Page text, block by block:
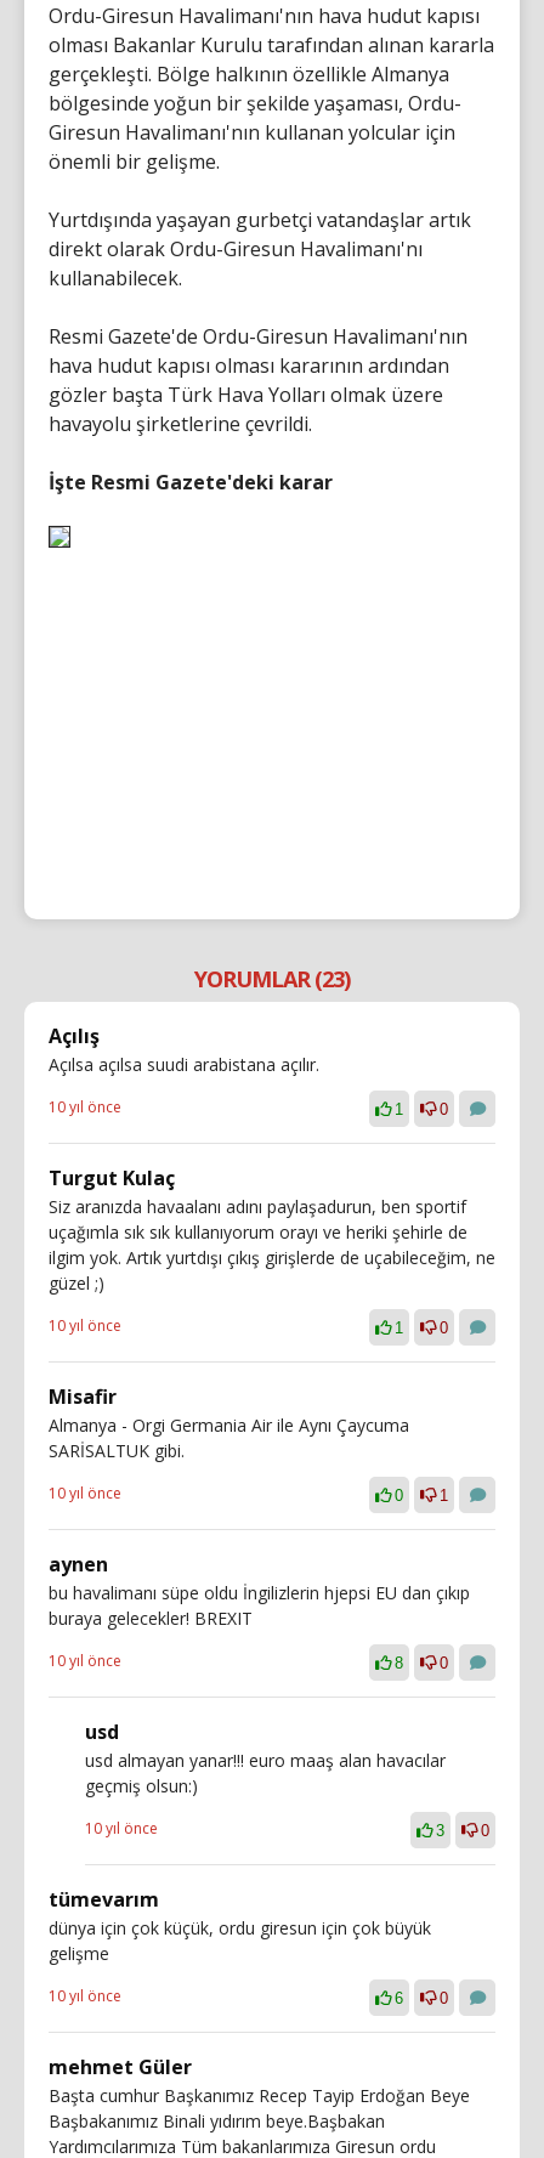
Ordu-Giresun Havalimanı'nın hava hudut kapısı
olması Bakanlar Kurulu tarafından alınan kararla
gerçekleşti. Bölge halkının özellikle Almanya
bölgesinde yoğun bir şekilde yaşaması, Ordu-
Giresun Havalimanı'nın kullanan yolcular için
önemli bir gelişme.
Yurtdışında yaşayan gurbetçi vatandaşlar artık
direkt olarak Ordu-Giresun Havalimanı'nı
kullanabilecek.
Resmi Gazete'de Ordu-Giresun Havalimanı'nın
hava hudut kapısı olması kararının ardından
gözler başta Türk Hava Yolları olmak üzere
havayolu şirketlerine çevrildi.
İşte Resmi Gazete'deki karar
YORUMLAR (23)
Açılış
Açılsa açılsa suudi arabistana açılır.
10 yıl önce 1 0
Turgut Kulaç
Siz aranızda havaalanı adını paylaşadurun, ben sportif
uçağımla sık sık kullanıyorum orayı ve heriki şehirle de
ilgim yok. Artık yurtdışı çıkış girişlerde de uçabileceğim, ne
güzel ;)
10 yıl önce 1 0
Misafir
Almanya - Orgi Germania Air ile Aynı Çaycuma
SARİSALTUK gibi.
10 yıl önce 0 1
aynen
bu havalimanı süpe oldu İngilizlerin hjepsi EU dan çıkıp
buraya gelecekler! BREXIT
10 yıl önce 8 0
usd
usd almayan yanar!!! euro maaş alan havacılar
geçmiş olsun:)
10 yıl önce 3 0
tümevarım
dünya için çok küçük, ordu giresun için çok büyük
gelişme
10 yıl önce 6 0
mehmet Güler
Başta cumhur Başkanımız Recep Tayip Erdoğan Beye
Başbakanımız Binali yıdırım beye.Başbakan
Yardımcılarımıza Tüm bakanlarımıza Giresun ordu